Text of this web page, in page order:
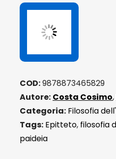
quantità
COD:9878873465829
Autore: Costa Cosimo,
Categoria: Filosofia
Tags: Epitteto, filosofia
paideia